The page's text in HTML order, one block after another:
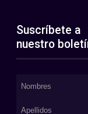
Suscríbete a
nuestro